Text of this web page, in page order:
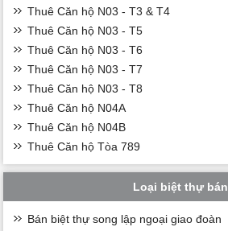
Thuê Căn hộ N03 - T3 & T4
Thuê Căn hộ N03 - T5
Thuê Căn hộ N03 - T6
Thuê Căn hộ N03 - T7
Thuê Căn hộ N03 - T8
Thuê Căn hộ N04A
Thuê Căn hộ N04B
Thuê Căn hộ Tòa 789
Loại biệt thự bán
Bán biệt thự song lập ngoại giao đoàn